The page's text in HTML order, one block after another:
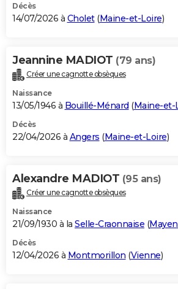
BONS PLANS
Carte de Noël
Carte Bonne année
Carte Saint-Valentin
Carte Pâques
Carte d'anniversaire
DICTIONNAIRE
Dictionnaire
Biographies
Citations
Expressions
Proverbes
PROGRAMME TV
S'inscrire
Se connecter
Lycées
Collèges
Primaires
Universités
Entreprises
Service militaire
Avis de recherche
AVIS DE DÉCÈS
Bricolage
Lifestyle
Culture
Sport
Auto
Television
Voyage
Cinema
Décès
14/07/2026 à Cholet(Maine-et-Loire)
Jeannine MADIOT (79 ans)
Créer une cagnotte obsèques
Naissance
13/05/1946 à Bouillé-Ménard (Maine-et-
Décès
22/04/2026 à Angers (Maine-et-Loire)
Alexandre MADIOT (95 ans)
Créer une cagnotte obsèques
Naissance
21/09/1930 à la Selle-Craonnaise (
Décès
12/04/2026 à Montmorillon (Vienne)